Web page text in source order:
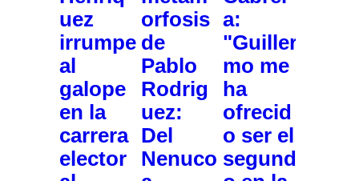
uez
irrumpe
al
galope
en la
carrera
elector
orfosis
de
Pablo
Rodrig
uez:
Del
Nenuco
a:
"Guiller
mo me
ha
ofrecid
o ser el
segund